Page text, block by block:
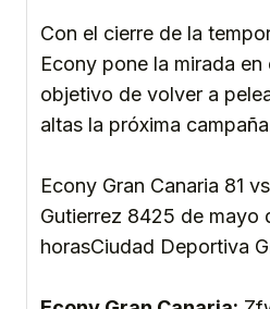
Con el cierre de la
Econy pone la mirada
objetivo de volver a
altas la próxima
Econy Gran Canaria 81
Gutierrez 8425 de mayo
horasCiudad Deportiva